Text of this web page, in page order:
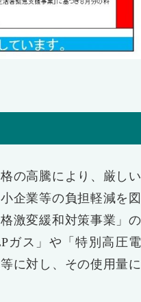
の高騰により、厳しい
企業等の負担軽減を図
激変緩和対策事業」の
ガス」や「特別高圧電
に対し、その使用量に